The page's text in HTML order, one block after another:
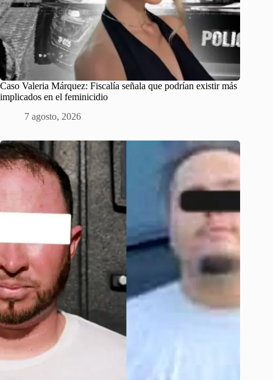
Caso Valeria Márquez: Fiscalía señala que podrían existir más
implicados en el feminicidio
7 agosto, 2026